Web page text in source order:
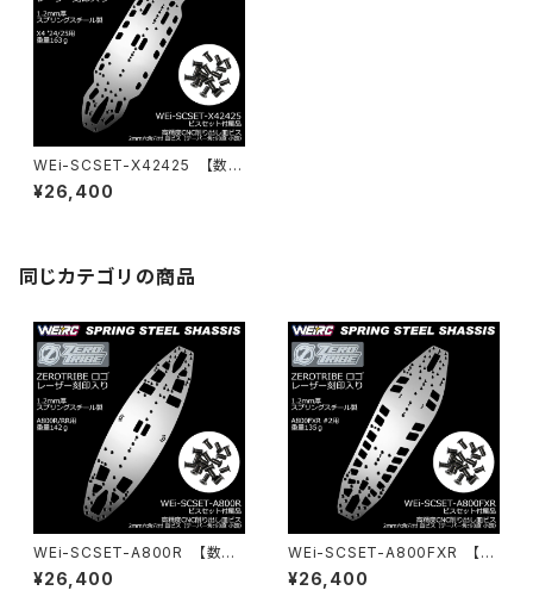
WEi-SCSET-X42425 【数量
限定】スプリングスチールシャー
シ＆ビスセット X4 24/25用
¥26,400
同じカテゴリの商品
WEi-SCSET-A800R 【数量
限定】スプリングスチールシャー
シ＆ビスセット A800R/RR用
¥26,400
WEi-SCSET-A800FXR 【数
量限定】スプリングスチールシャ
ーシ＆ビスセット A800FXR用
¥26,400